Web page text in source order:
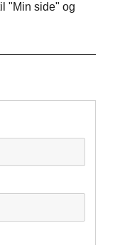
"Min side" og